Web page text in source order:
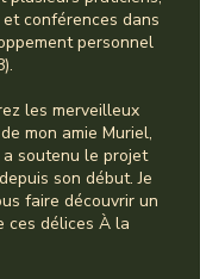
conférences dans
personnel
les merveilleux
mon amie Muriel,
soutenu le projet
son début. Je
faire découvrir un
ces délices À la